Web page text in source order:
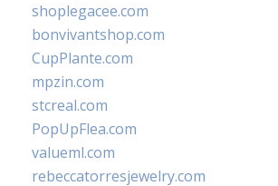
shoplegacee.com
bonvivantshop.com
CupPlante.com
mpzin.com
stcreal.com
PopUpFlea.com
valueml.com
rebeccatorresjewelry.com